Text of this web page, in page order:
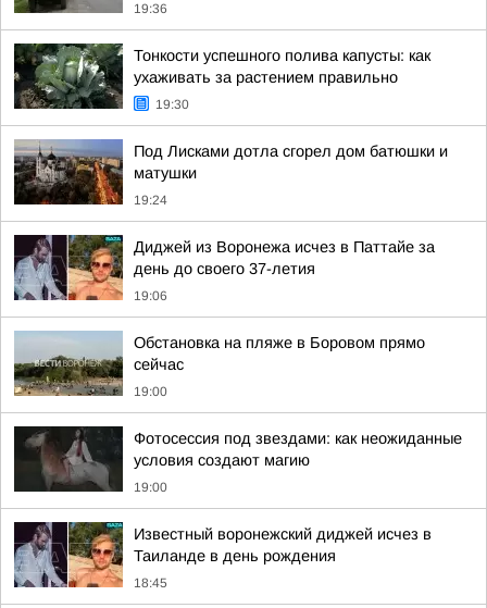
19:36
Тонкости успешного полива капусты: как
ухаживать за растением правильно
19:30
Под Лисками дотла сгорел дом батюшки и
матушки
19:24
Диджей из Воронежа исчез в Паттайе за
день до своего 37-летия
19:06
Обстановка на пляже в Боровом прямо
сейчас
19:00
Фотосессия под звездами: как неожиданные
условия создают магию
19:00
Известный воронежский диджей исчез в
Таиланде в день рождения
18:45